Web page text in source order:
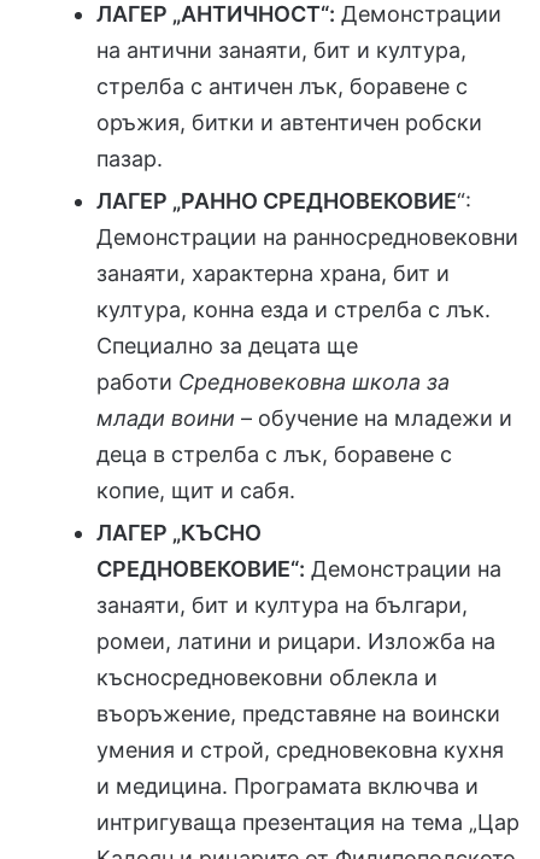
ЛАГЕР „АНТИЧНОСТ“: Демонстрации
на антични занаяти, бит и култура,
стрелба с античен лък, боравене с
оръжия, битки и автентичен робски
пазар.
ЛАГЕР „РАННО СРЕДНОВЕКОВИЕ“:
Демонстрации на ранносредновековни
занаяти, характерна храна, бит и
култура, конна езда и стрелба с лък.
Специално за децата ще
работи Средновековна школа за
млади воини – обучение на младежи и
деца в стрелба с лък, боравене с
копие, щит и сабя.
ЛАГЕР „КЪСНО
СРЕДНОВЕКОВИЕ“: Демонстрации на
занаяти, бит и култура на българи,
ромеи, латини и рицари. Изложба на
късносредновековни облекла и
въоръжение, представяне на воински
умения и строй, средновековна кухня
и медицина. Програмата включва и
интригуваща презентация на тема „Цар